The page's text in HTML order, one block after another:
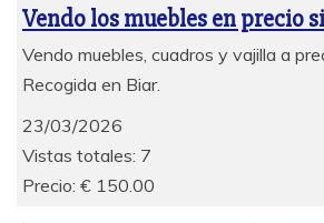
Vendo los muebles en precio
Vendo muebles, cuadros y vajilla a
Recogida en Biar.
23/03/2026
Vistas totales: 7
Precio: € 150.00